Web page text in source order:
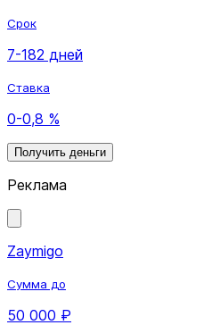
Срок
7-182 дней
Ставка
0-0,8 %
Получить деньги
Реклама
Zaymigo
Сумма до
50 000 ₽